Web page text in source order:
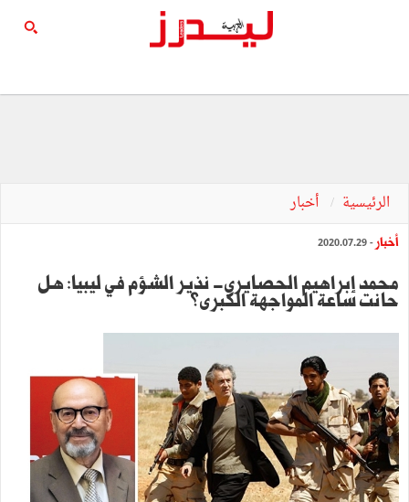
الرئيسية أخبار
أخبار - 2020.07.29
محمد إبراهيم الحصايري- نذير الشؤم في ليبيا: هل
حانت ساعة المواجهة الكبرى؟